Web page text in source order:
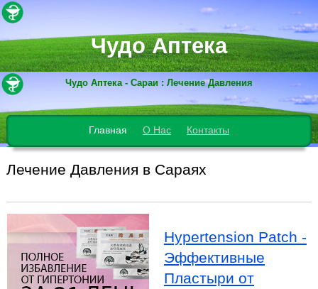
Чудо Аптека
Чудо Аптека - Сараи : Лечение Давления
Главная О Нас Контакты
Лечение Давления в Сараях
Hypertension Patch -
Эффективные
Пластыри от